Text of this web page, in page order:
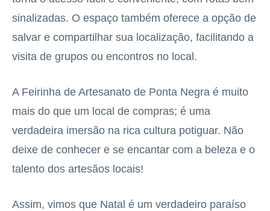
sinalizadas. O espaço também oferece a opção de
salvar e compartilhar sua localização, facilitando a
visita de grupos ou encontros no local.
A Feirinha de Artesanato de Ponta Negra é muito
mais do que um local de compras; é uma
verdadeira imersão na rica cultura potiguar. Não
deixe de conhecer e se encantar com a beleza e o
talento dos artesãos locais!
Assim, vimos que Natal é um verdadeiro paraíso